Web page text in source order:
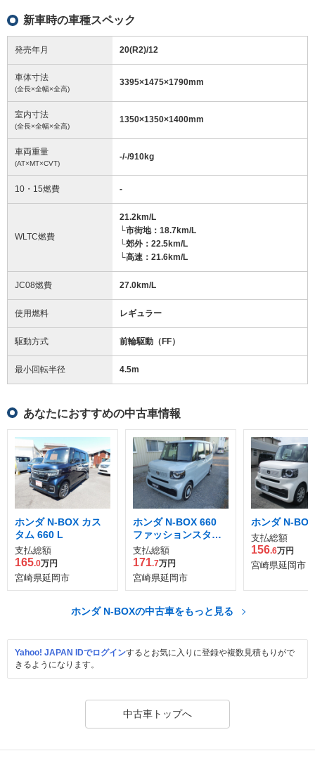
新車時の車種スペック
発売年月 20(R2)/12
車体寸法
(全長×全幅×全高)
3395×1475×1790mm
室内寸法
(全長×全幅×全高)
1350×1350×1400mm
車両重量
(AT×MT×CVT)
-/-/910kg
10・15燃費 -
WLTC燃費
21.2km/L
└市街地：18.7km/L
└郊外：22.5km/L
└高速：21.6km/L
JC08燃費 27.0km/L
使用燃料 レギュラー
駆動方式 前輪駆動（FF）
最小回転半径 4.5m
あなたにおすすめの中古車情報
ホンダ N-BOX カス
タム 660 L
支払総額
165.0万円
宮崎県延岡市
ホンダ N-BOX 660
ファッションスタイ
ル
支払総額
171.7万円
宮崎県延岡市
ホンダ N-
支払総額
156.6万円
宮崎県延岡市
ホンダ N-BOXの中古車をもっと見る
Yahoo! JAPAN IDでログインするとお気に入りに登録や複数見積もりがで
きるようになります。
中古車トップへ